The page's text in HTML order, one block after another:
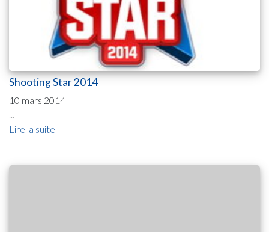
Shooting Star 2014
10 mars 2014
Lire la suite